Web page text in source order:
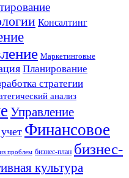
Консалтинг
Маркетинговые
Планирование
стратегии
анализ
Управление
Финансовое
проблем бизнес-план бизнес-
культура